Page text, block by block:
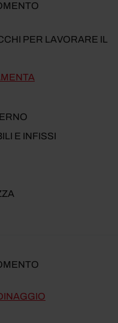
PER LAVORARE IL
E INFISSI